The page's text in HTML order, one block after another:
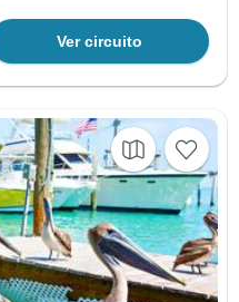
Ver circuito